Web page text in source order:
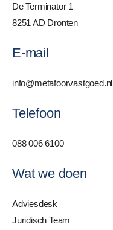
De Terminator 1
8251 AD Dronten
E-mail
info@metafoorvastgoed.nl
Telefoon
088 006 6100
Wat we doen
Adviesdesk
Juridisch Team